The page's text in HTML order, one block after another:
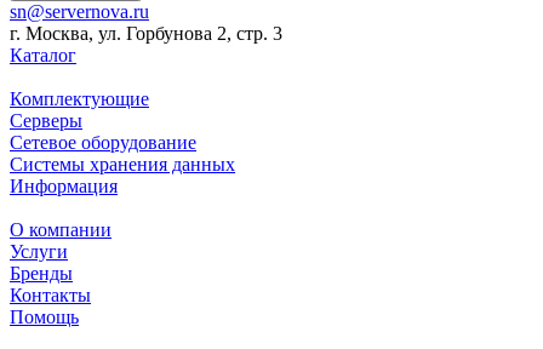
sn@servernova.ru
г. Москва, ул. Горбунова 2, стр. 3
Каталог
Комплектующие
Серверы
Сетевое оборудование
Системы хранения данных
Информация
О компании
Услуги
Бренды
Контакты
Помощь